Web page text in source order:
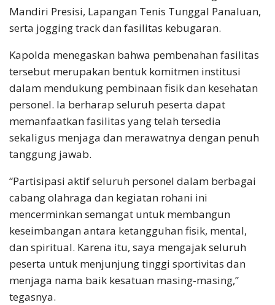
Mandiri Presisi, Lapangan Tenis Tunggal Panaluan,
serta jogging track dan fasilitas kebugaran.
Kapolda menegaskan bahwa pembenahan fasilitas
tersebut merupakan bentuk komitmen institusi
dalam mendukung pembinaan fisik dan kesehatan
personel. Ia berharap seluruh peserta dapat
memanfaatkan fasilitas yang telah tersedia
sekaligus menjaga dan merawatnya dengan penuh
tanggung jawab.
“Partisipasi aktif seluruh personel dalam berbagai
cabang olahraga dan kegiatan rohani ini
mencerminkan semangat untuk membangun
keseimbangan antara ketangguhan fisik, mental,
dan spiritual. Karena itu, saya mengajak seluruh
peserta untuk menjunjung tinggi sportivitas dan
menjaga nama baik kesatuan masing-masing,”
tegasnya.